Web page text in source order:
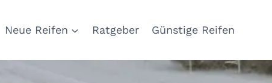
Neue Reifen Ratgeber Günstige Reifen